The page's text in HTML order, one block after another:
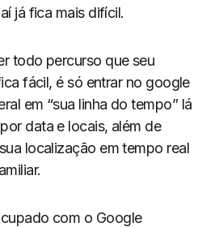
já fica mais difícil.
todo percurso que seu
fácil, é só entrar no google
em “sua linha do tempo” lá
data e locais, além de
localização em tempo real
com o Google